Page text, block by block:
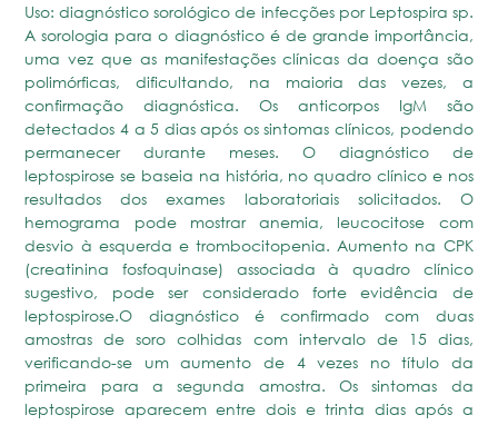
Uso: diagnóstico sorológico de infecções por Leptospira sp.
A sorologia para o diagnóstico é de grande importância,
uma vez que as manifestações clínicas da doença são
polimórficas, dificultando, na maioria das vezes, a
confirmação diagnóstica. Os anticorpos IgM são
detectados 4 a 5 dias após os sintomas clínicos, podendo
permanecer durante meses. O diagnóstico de
leptospirose se baseia na história, no quadro clínico e nos
resultados dos exames laboratoriais solicitados. O
hemograma pode mostrar anemia, leucocitose com
desvio à esquerda e trombocitopenia. Aumento na CPK
(creatinina fosfoquinase) associada à quadro clínico
sugestivo, pode ser considerado forte evidência de
leptospirose.O diagnóstico é confirmado com duas
amostras de soro colhidas com intervalo de 15 dias,
verificando-se um aumento de 4 vezes no título da
primeira para a segunda amostra. Os sintomas da
leptospirose aparecem entre dois e trinta dias após a